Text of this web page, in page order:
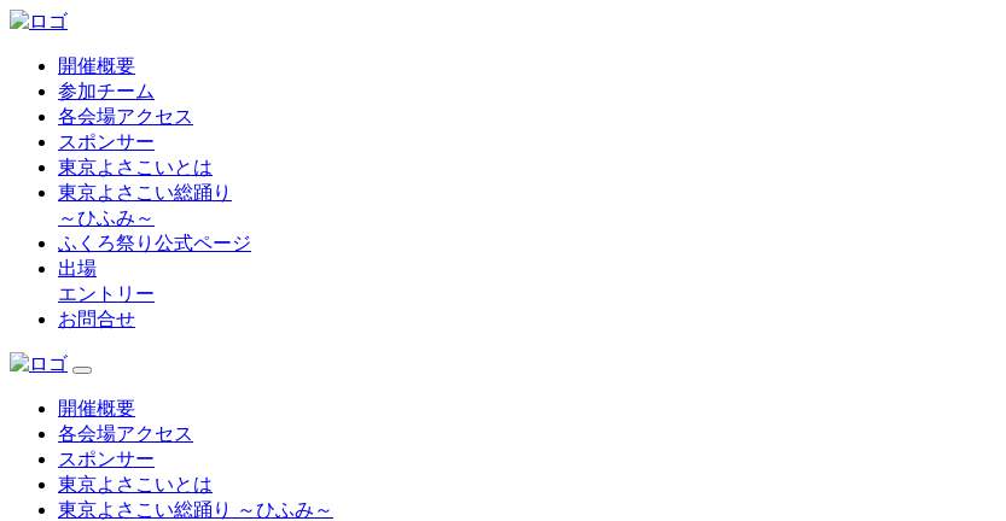
開催概要
参加チーム
各会場アクセス
スポンサー
東京よさこいとは
東京よさこい総踊り
～ひふみ～
ふくろ祭り公式ページ
出場
エントリー
お問合せ
開催概要
各会場アクセス
スポンサー
東京よさこいとは
東京よさこい総踊り ～ひふみ～